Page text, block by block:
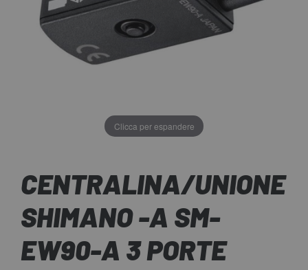
Clicca per espandere
CENTRALINA/UNIONE
SHIMANO -A SM-
EW90-A 3 PORTE